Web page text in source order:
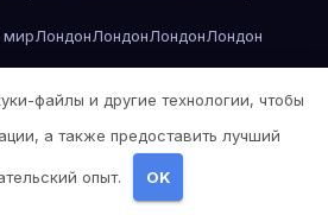
мирЛондонЛондонЛондонЛондон
Лос-Анджелес
Лос-АнджелесЛос-Анджелес
файлы и другие технологии, чтобы
а также предоставить лучший
опыт. OK